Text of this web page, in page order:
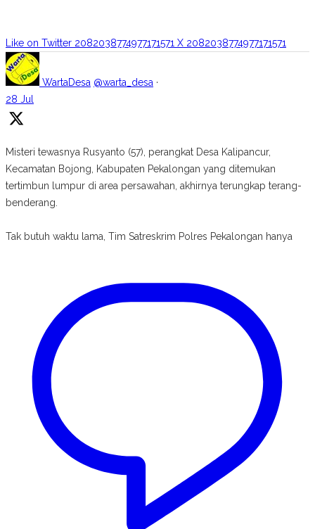
Like on Twitter 2082038774977171571 X 2082038774977171571
WartaDesa @warta_desa ·
28 Jul
Misteri tewasnya Rusyanto (57), perangkat Desa Kalipancur,
Kecamatan Bojong, Kabupaten Pekalongan yang ditemukan
tertimbun lumpur di area persawahan, akhirnya terungkap terang-
benderang.
Tak butuh waktu lama, Tim Satreskrim Polres Pekalongan hanya